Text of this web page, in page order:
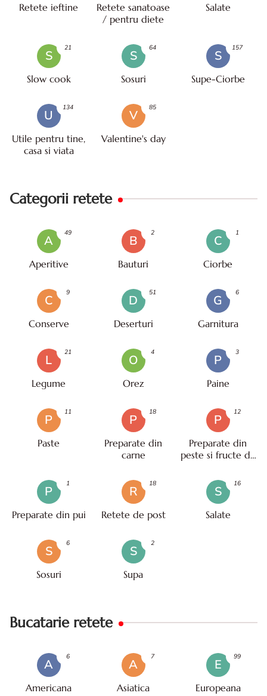
Retete ieftine
Retete sanatoase
/ pentru diete
Salate
S
Slow cook
21
S
Sosuri
64
S
Supe-Ciorbe
157
U
Utile pentru tine,
casa si viata
134
V
Valentine's day
85
Categorii retete
A
Aperitive
49
B
Bauturi
2
C
Ciorbe
1
C
Conserve
9
D
Deserturi
51
G
Garnitura
6
L
Legume
21
O
Orez
4
P
Paine
3
P
Paste
11
P
Preparate din
carne
18
P
Preparate din
peste si fructe de
12
P
Preparate din pui
1
R
Retete de post
18
S
Salate
16
S
Sosuri
6
S
Supa
2
Bucatarie retete
A
Americana
6
A
Asiatica
7
E
Europeana
99